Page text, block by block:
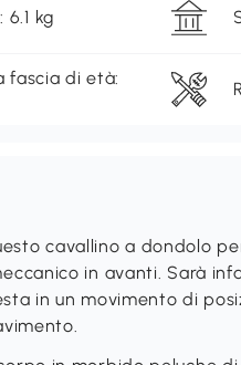
6.1 kg
fascia di età:
cavallino a dondolo
in avanti. Sarà
in un movimento di